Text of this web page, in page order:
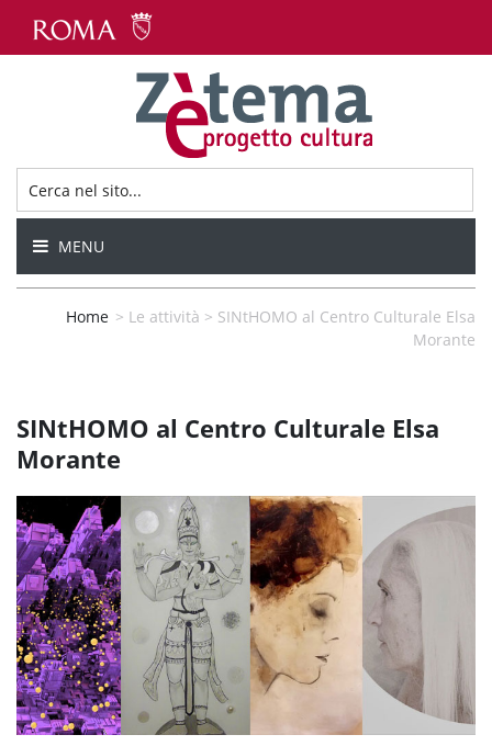
MENU
Home > Le attività > SINtHOMO al Centro Culturale Elsa
Morante
SINtHOMO al Centro Culturale Elsa
Morante